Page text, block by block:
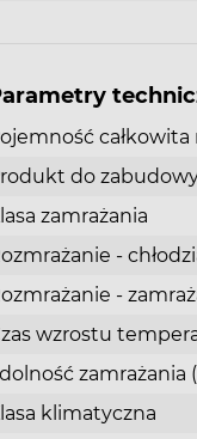
Ręczne
być bardzo
obieg suchego
tworzeniu się lodu
się lód, a
otwierać i
nie tylko zapobiega
eliminuje potrzebę
lodu i
całkowita
do
zamrażania
-
-
wzrostu
zamrażania
klimatyczna